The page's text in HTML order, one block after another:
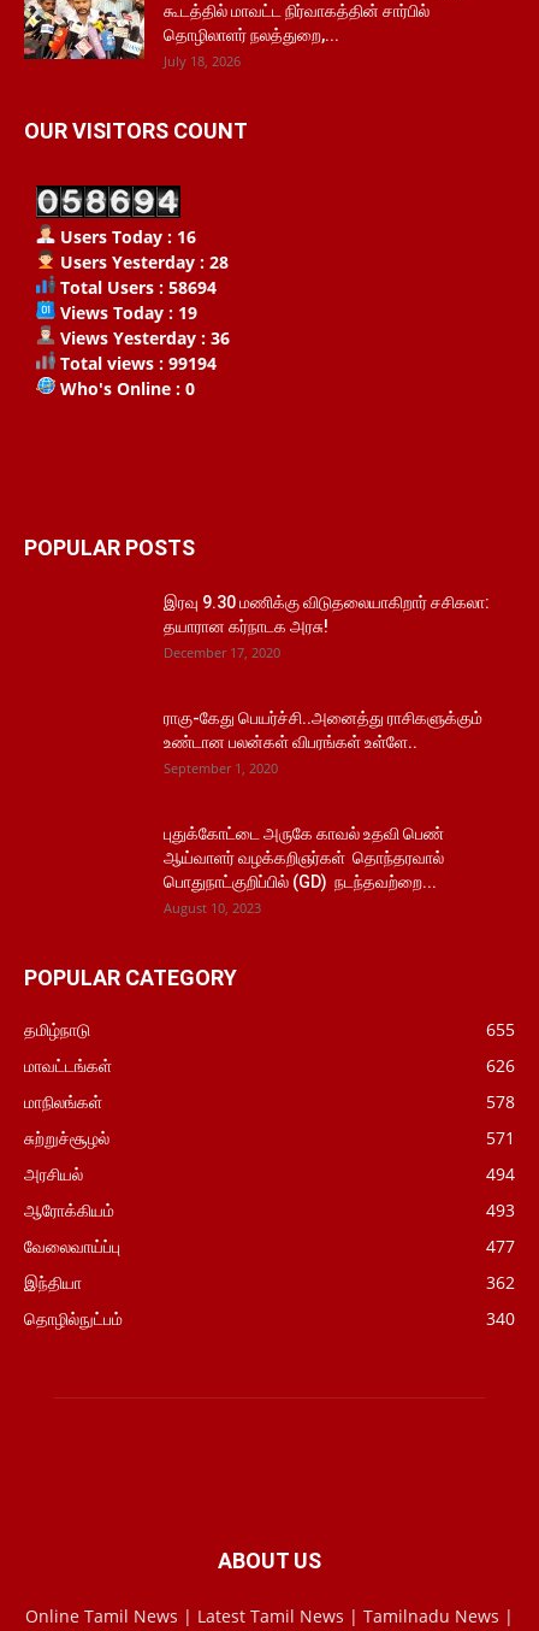
கூடத்தில் மாவட்ட நிர்வாகத்தின் சார்பில்
தொழிலாளர் நலத்துறை,...
July 18, 2026
OUR VISITORS COUNT
Users Today : 16
Users Yesterday : 28
Total Users : 58694
Views Today : 19
Views Yesterday : 36
Total views : 99194
Who's Online : 0
POPULAR POSTS
இரவு 9.30 மணிக்கு விடுதலையாகிறார் சசிகலா:
தயாரான கர்நாடக அரசு!
December 17, 2020
ராகு-கேது பெயர்ச்சி..அனைத்து ராசிகளுக்கும்
உண்டான பலன்கள் விபரங்கள் உள்ளே..
September 1, 2020
புதுக்கோட்டை அருகே காவல் உதவி பெண்
ஆய்வாளர் வழக்கறிஞர்கள் தொந்தரவால்
பொதுநாட்குறிப்பில் (GD) நடந்தவற்றை...
August 10, 2023
POPULAR CATEGORY
தமிழ்நாடு
655
மாவட்டங்கள்
626
மாநிலங்கள்
578
சுற்றுச்சூழல்
571
அரசியல்
494
ஆரோக்கியம்
493
வேலைவாய்ப்பு
477
இந்தியா
362
தொழில்நுட்பம்
340
ABOUT US
Online Tamil News | Latest Tamil News | Tamilnadu News |